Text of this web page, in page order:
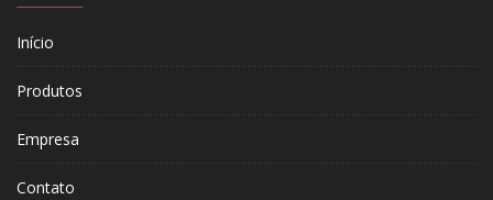
Início
Produtos
Empresa
Contato